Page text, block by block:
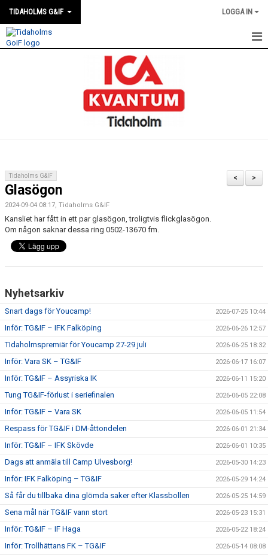
TIDAHOLMS G&IF LOGGA IN
FÖRENINGEN
SOUVENIRER
GAMLA GIFFS TORSDAGSTRÄFFAR
MATCHER
CUPER ARBETSBESKRIVNING
>
<
Tidaholms G&IF
Glasögon
2024-09-04 08:17, Tidaholms G&IF
Kansliet har fått in ett par glasögon, troligtvis flickglasögon.
Om någon saknar dessa ring 0502-13670 fm.
Nyhetsarkiv
Snart dags för Youcamp! 2026-07-25 10:44
Inför: TG&IF – IFK Falköping 2026-06-26 12:57
TIdaholmspremiär för Youcamp 27-29 juli 2026-06-25 18:32
Inför: Vara SK – TG&IF 2026-06-17 16:07
Inför: TG&IF – Assyriska IK 2026-06-11 15:20
Tung TG&IF-förlust i seriefinalen 2026-06-05 22:08
Inför: TG&IF – Vara SK 2026-06-05 11:54
Respass för TG&IF i DM-åttondelen 2026-06-01 21:34
Inför: TG&IF – IFK Skövde 2026-06-01 10:35
Dags att anmäla till Camp Ulvesborg! 2026-05-30 14:23
Inför: IFK Falköping – TG&IF 2026-05-29 14:24
Så får du tillbaka dina glömda saker efter Klassbollen 2026-05-25 14:59
Sena mål när TG&IF vann stort 2026-05-23 15:31
Inför: TG&IF – IF Haga 2026-05-22 18:24
Inför: Trollhättans FK – TG&IF 2026-05-14 08:08